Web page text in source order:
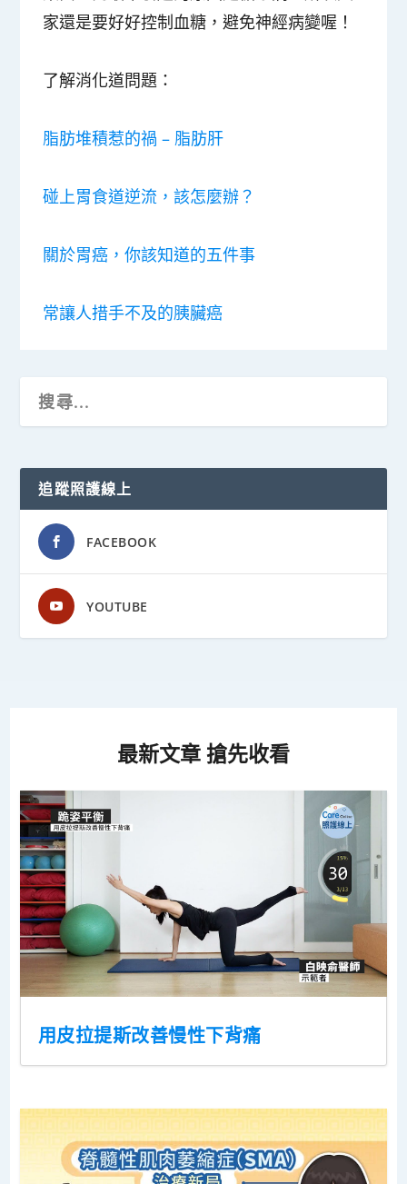
家還是要好好控制血糖，避免神經病變喔！
了解消化道問題：
脂肪堆積惹的禍 – 脂肪肝
碰上胃食道逆流，該怎麼辦？
關於胃癌，你該知道的五件事
常讓人措手不及的胰臟癌
追蹤照護線上
FACEBOOK
YOUTUBE
最新文章 搶先收看
用皮拉提斯改善慢性下背痛